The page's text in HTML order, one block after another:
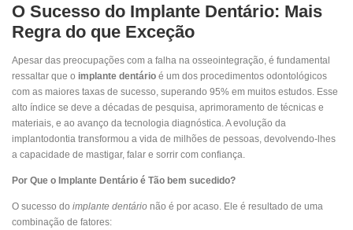
O Sucesso do Implante Dentário: Mais
Regra do que Exceção
Apesar das preocupações com a falha na osseointegração, é fundamental
ressaltar que o implante dentário é um dos procedimentos odontológicos
com as maiores taxas de sucesso, superando 95% em muitos estudos. Esse
alto índice se deve a décadas de pesquisa, aprimoramento de técnicas e
materiais, e ao avanço da tecnologia diagnóstica. A evolução da
implantodontia transformou a vida de milhões de pessoas, devolvendo-lhes
a capacidade de mastigar, falar e sorrir com confiança.
Por Que o Implante Dentário é Tão bem sucedido?
O sucesso do implante dentário não é por acaso. Ele é resultado de uma
combinação de fatores: